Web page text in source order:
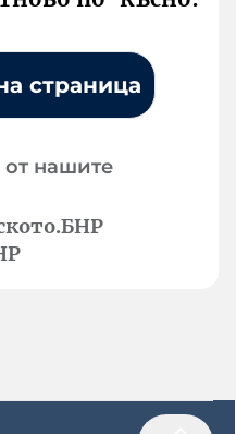
страница
нашите